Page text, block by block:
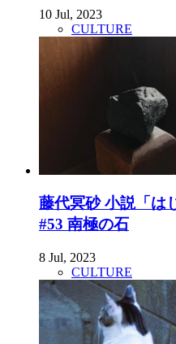
10 Jul, 2023
CULTURE
藤代冥砂 小説「は
#53 南極の石
8 Jul, 2023
CULTURE